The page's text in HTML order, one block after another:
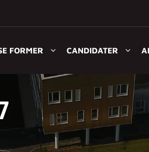
FORMER CANDIDATER